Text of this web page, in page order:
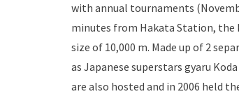
with annual tournaments
minutes from Hakata Station, the
size of 10,000 m. Made up of 2
as Japanese superstars gyaru
are also hosted and in 2006 held